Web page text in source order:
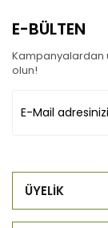
E-BÜLTEN
Kampanyalardan
olun!
ÜYELİK